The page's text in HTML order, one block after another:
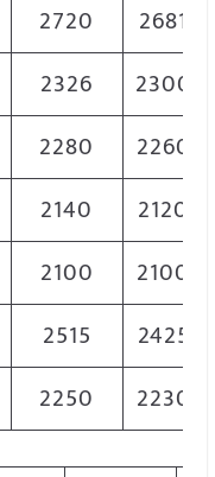
2720
2681
2326
2300
2280
2260
2140
2120
2100
2100
2515
2425
2250 2230